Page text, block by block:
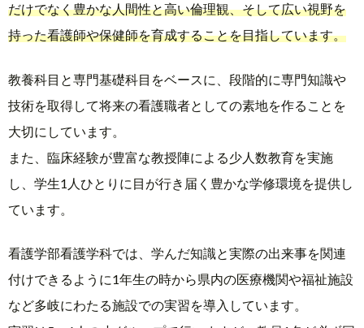
だけでなく豊かな人間性と高い倫理観、そして広い視野を
持った看護師や保健師を育成することを目指しています。
教養科目と専門基礎科目をベースに、段階的に専門知識や
技術を取得して将来の看護職者としての素地を作ることを
大切にしています。
また、臨床経験が豊富な教授陣による少人数教育を実施
し、学生1人ひとりに目が行き届く豊かな学修環境を提供し
ています。
看護学部看護学科では、学んだ知識と実際の出来事を関連
付けできるように1年生の時から県内の医療機関や福祉施設
など多岐にわたる施設での実習を導入しています。